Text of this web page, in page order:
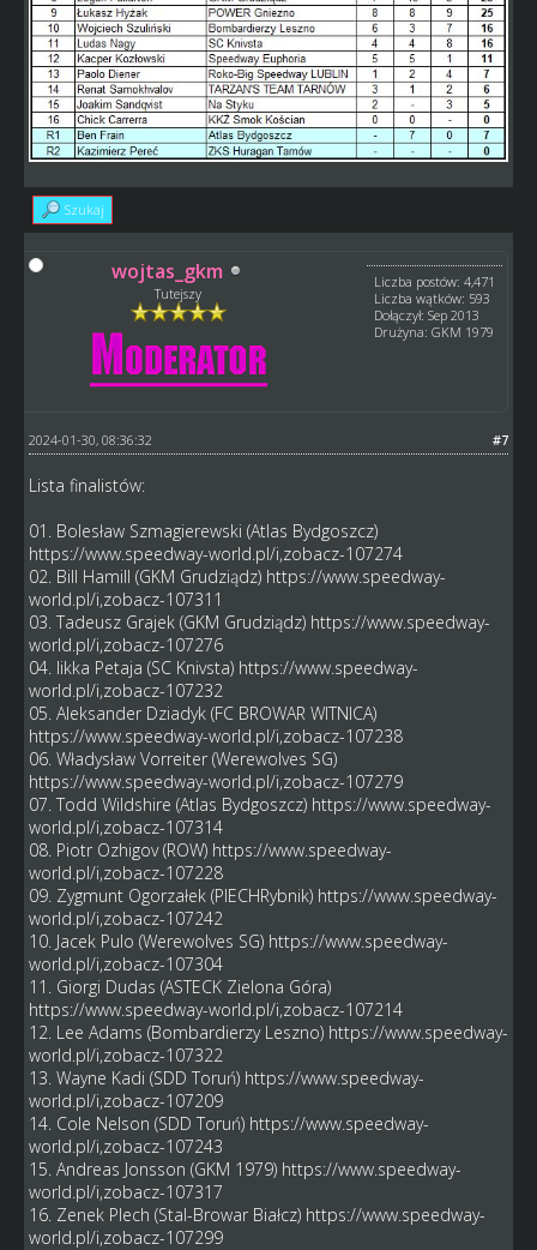
Szukaj
wojtas_gkm
Tutejszy
Liczba postów: 4,471
Liczba wątków: 593
Dołączył: Sep 2013
Drużyna: GKM 1979
#7
2024-01-30, 08:36:32
Lista finalistów:
01. Bolesław Szmagierewski (Atlas Bydgoszcz)
https://www.speedway-world.pl/i,zobacz-107274
02. Bill Hamill (GKM Grudziądz) https://www.speedway-
world.pl/i,zobacz-107311
03. Tadeusz Grajek (GKM Grudziądz) https://www.speedway-
world.pl/i,zobacz-107276
04. Iikka Petaja (SC Knivsta) https://www.speedway-
world.pl/i,zobacz-107232
05. Aleksander Dziadyk (FC BROWAR WITNICA)
https://www.speedway-world.pl/i,zobacz-107238
06. Władysław Vorreiter (Werewolves SG)
https://www.speedway-world.pl/i,zobacz-107279
07. Todd Wildshire (Atlas Bydgoszcz) https://www.speedway-
world.pl/i,zobacz-107314
08. Piotr Ozhigov (ROW) https://www.speedway-
world.pl/i,zobacz-107228
09. Zygmunt Ogorzałek (PIECHRybnik) https://www.speedway-
world.pl/i,zobacz-107242
10. Jacek Pulo (Werewolves SG) https://www.speedway-
world.pl/i,zobacz-107304
11. Giorgi Dudas (ASTECK Zielona Góra)
https://www.speedway-world.pl/i,zobacz-107214
12. Lee Adams (Bombardierzy Leszno) https://www.speedway-
world.pl/i,zobacz-107322
13. Wayne Kadi (SDD Toruń) https://www.speedway-
world.pl/i,zobacz-107209
14. Cole Nelson (SDD Toruń) https://www.speedway-
world.pl/i,zobacz-107243
15. Andreas Jonsson (GKM 1979) https://www.speedway-
world.pl/i,zobacz-107317
16. Zenek Plech (Stal-Browar Białcz) https://www.speedway-
world.pl/i,zobacz-107299